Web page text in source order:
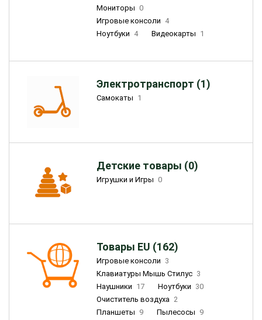
Мониторы 0
Игровые консоли 4
Ноутбуки 4 Видеокарты 1
Электротранспорт (1)
Самокаты 1
Детские товары (0)
Игрушки и Игры 0
Товары EU (162)
Игровые консоли 3
Клавиатуры Мышь Стилус 3
Наушники 17 Ноутбуки 30
Очиститель воздуха 2
Планшеты 9 Пылесосы 9